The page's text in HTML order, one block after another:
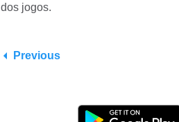
dos jogos.
Previous